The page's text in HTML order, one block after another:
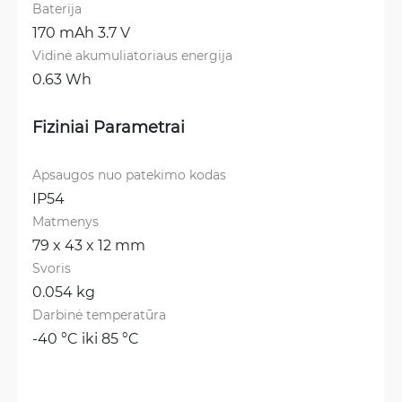
Baterija
170 mAh 3.7 V
Vidinė akumuliatoriaus energija
0.63 Wh
Fiziniai Parametrai
Apsaugos nuo patekimo kodas
IP54
Matmenys
79 x 43 x 12 mm
Svoris
0.054 kg
Darbinė temperatūra
-40 °C iki 85 °C